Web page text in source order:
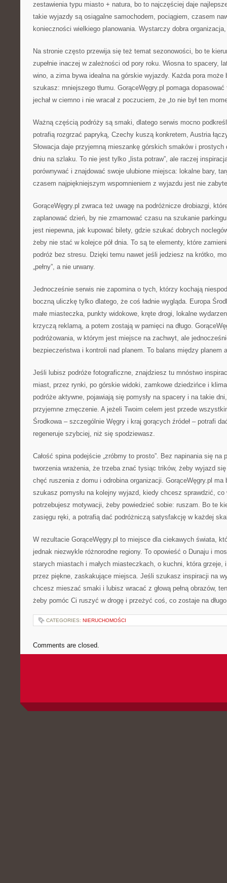
zestawienia typu miasto + natura, bo to najczęściej daje
takie wyjazdy są osiągalne samochodem, pociągiem, czasem
konieczności wielkiego planowania. Wystarczy dobra
Na stronie często przewija się też temat sezonowości, bo te
zupełnie inaczej w zależności od pory roku. Wiosna to spacery,
wino, a zima bywa idealna na górskie wyjazdy. Każda pora
szukasz: mniejszego tłumu. GorąceWęgry.pl pomaga
jechał w ciemno i nie wracał z poczuciem, że „to nie był ten
Ważną częścią podróży są smaki, dlatego serwis mocno
potrafią rozgrzać papryką, Czechy kuszą konkretem, Austria
Słowacja daje przyjemną mieszankę górskich smaków i
dniu na szlaku. To nie jest tylko „lista potraw”, ale raczej
porównywać i znajdować swoje ulubione miejsca: lokalne bary,
czasem najpiękniejszym wspomnieniem z wyjazdu jest nie
GorąceWęgry.pl zwraca też uwagę na podróżnicze drobiazgi,
zaplanować dzień, by nie zmarnować czasu na szukanie
jest niepewna, jak kupować bilety, gdzie szukać dobrych
żeby nie stać w kolejce pół dnia. To są te elementy, które
podróż bez stresu. Dzięki temu nawet jeśli jedziesz na krótko,
„pełny”, a nie urwany.
Jednocześnie serwis nie zapomina o tych, którzy kochają
boczną uliczkę tylko dlatego, że coś ładnie wygląda. Europa
małe miasteczka, punkty widokowe, kręte drogi, lokalne
krzyczą reklamą, a potem zostają w pamięci na długo.
podróżowania, w którym jest miejsce na zachwyt, ale
bezpieczeństwa i kontroli nad planem. To balans między planem
Jeśli lubisz podróże fotograficzne, znajdziesz tu mnóstwo
miast, przez rynki, po górskie widoki, zamkowe dziedzińce i
podróże aktywne, pojawiają się pomysły na spacery i na takie
przyjemne zmęczenie. A jeżeli Twoim celem jest przede
Środkowa – szczególnie Węgry i kraj gorących źródeł – potrafi
regeneruje szybciej, niż się spodziewasz.
Całość spina podejście „zróbmy to prosto”. Bez napinania się na
tworzenia wrażenia, że trzeba znać tysiąc trików, żeby wyjazd
chęć ruszenia z domu i odrobina organizacji. GorąceWęgry.pl
szukasz pomysłu na kolejny wyjazd, kiedy chcesz sprawdzić,
potrzebujesz motywacji, żeby powiedzieć sobie: ruszam. Bo te
zasięgu ręki, a potrafią dać podróżniczą satysfakcję w każdej
W rezultacie GorąceWęgry.pl to miejsce dla ciekawych świata,
jednak niezwykle różnorodne regiony. To opowieść o Dunaju i
starych miastach i małych miasteczkach, o kuchni, która grzeje,
przez piękne, zaskakujące miejsca. Jeśli szukasz inspiracji na
chcesz mieszać smaki i lubisz wracać z głową pełną obrazów,
żeby pomóc Ci ruszyć w drogę i przeżyć coś, co zostaje na
CATEGORIES: NIERUCHOMOŚCI
Comments are closed.